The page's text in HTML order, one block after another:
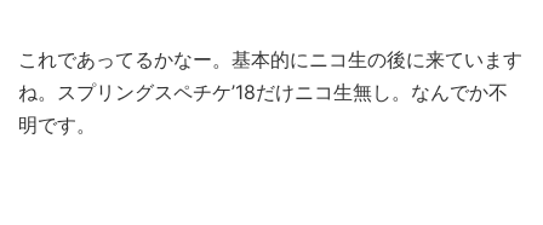
これであってるかなー。基本的にニコ生の後に来ています
ね。スプリングスペチケ’18だけニコ生無し。なんでか不
明です。